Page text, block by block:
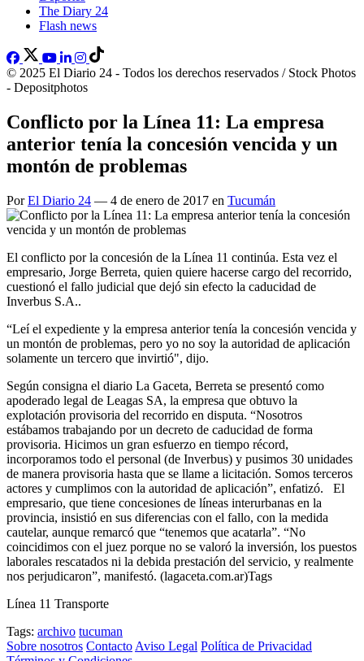
The Diary 24
Flash news
© 2025 El Diario 24 - Todos los derechos reservados / Stock Photos
- Depositphotos
Conflicto por la Línea 11: La empresa
anterior tenía la concesión vencida y un
montón de problemas
PorEl Diario 24 — 4 de enero de 2017 en Tucumán
El conflicto por la concesión de la Línea 11 continúa. Esta vez el
empresario, Jorge Berreta, quien quiere hacerse cargo del recorrido,
cuestionó el fallo judicial que dejó sin efecto la caducidad de
Inverbus S.A..
“Leí el expediente y la empresa anterior tenía la concesión vencida y
un montón de problemas, pero yo no soy la autoridad de aplicación
solamente un tercero que invirtió", dijo.
Según consigna el diario La Gaceta, Berreta se presentó como
apoderado legal de Leagas SA, la empresa que obtuvo la
explotación provisoria del recorrido en disputa. “Nosotros
estábamos trabajando por un decreto de caducidad de forma
provisoria. Hicimos un gran esfuerzo en tiempo récord,
incorporamos todo el personal (de Inverbus) y pusimos 30 unidades
de manera provisoria hasta que se llame a licitación. Somos terceros
actores y cumplimos con la autoridad de aplicación”, enfatizó. El
empresario, que tiene concesiones de líneas interurbanas en la
provincia, insistió en sus diferencias con el fallo, con la medida
cautelar, aunque remarcó que “tenemos que acatarla”. “No
coincidimos con el juez porque no se valoró la inversión, los puestos
laborales rescatados ni la debida prestación del servicio, y realmente
nos perjudicaron”, manifestó. (lagaceta.com.ar)Tags
Línea 11 Transporte
Tags: archivo tucuman
Sobre nosotros Contacto Aviso Legal Política de Privacidad